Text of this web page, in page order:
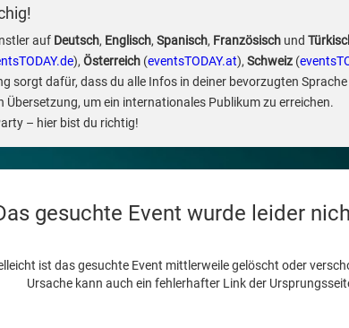
auf Deutsch, Englisch, Spanisch, Französischund
), Österreich(eventsTODAY.at), Schweiz(
sorgt dafür, dass du alle Infos in deiner bevorzugten
um ein internationales Publikum zu erreichen.
– hier bist du richtig!
gesuchte Event wurde leider
ist das gesuchte Event mittlerweile gelöscht oder
Ursache kann auch ein fehlerhafter Link der